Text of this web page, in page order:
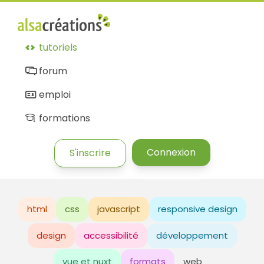
tutoriels
forum
emploi
formations
S'inscrire Connexion
html css javascript responsive design
design accessibilité développement
vue et nuxt formats web